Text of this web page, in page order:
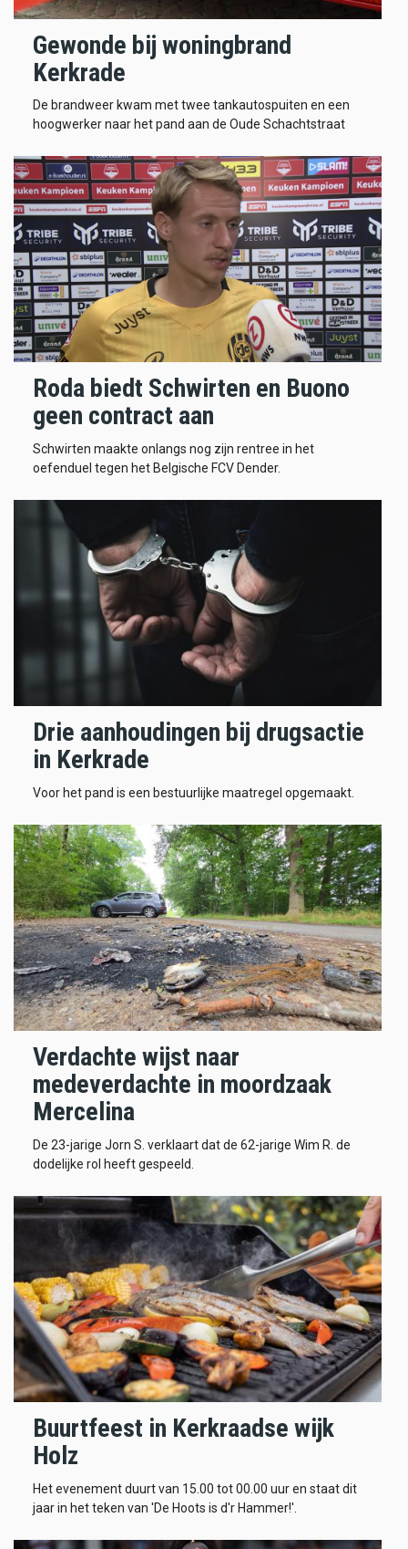
Gewonde bij woningbrand
Kerkrade
De brandweer kwam met twee tankautospuiten en een
hoogwerker naar het pand aan de Oude Schachtstraat
Roda biedt Schwirten en Buono
geen contract aan
Schwirten maakte onlangs nog zijn rentree in het
oefenduel tegen het Belgische FCV Dender.
Drie aanhoudingen bij drugsactie
in Kerkrade
Voor het pand is een bestuurlijke maatregel opgemaakt.
Verdachte wijst naar
medeverdachte in moordzaak
Mercelina
De 23-jarige Jorn S. verklaart dat de 62-jarige Wim R. de
dodelijke rol heeft gespeeld.
Buurtfeest in Kerkraadse wijk
Holz
Het evenement duurt van 15.00 tot 00.00 uur en staat dit
jaar in het teken van 'De Hoots is d'r Hammer!'.